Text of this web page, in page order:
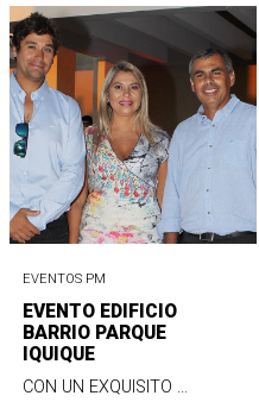
EVENTOS PM
EVENTO EDIFICIO
BARRIO PARQUE
IQUIQUE
CON UN EXQUISITO ...